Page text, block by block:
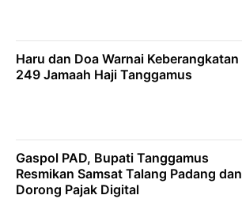
Haru dan Doa Warnai Keberangkatan
249 Jamaah Haji Tanggamus
Gaspol PAD, Bupati Tanggamus
Resmikan Samsat Talang Padang dan
Dorong Pajak Digital